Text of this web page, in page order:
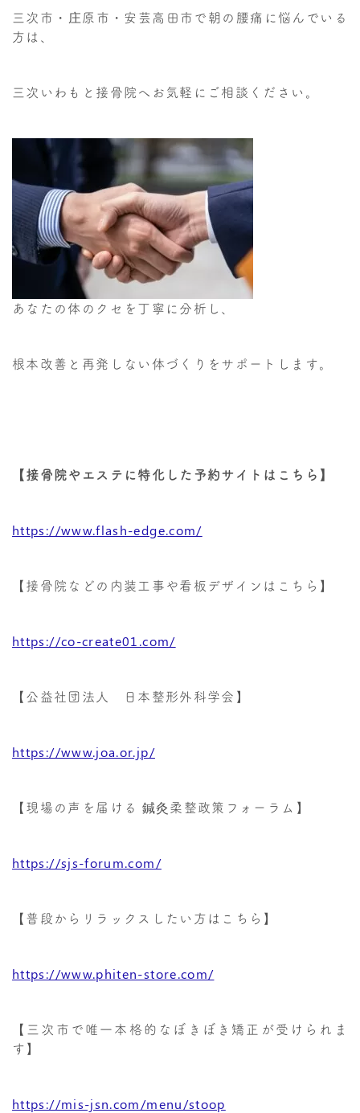
三次市・庄原市・安芸高田市で朝の腰痛に悩んでいる
方は、
三次いわもと接骨院へお気軽にご相談ください。
あなたの体のクセを丁寧に分析し、
根本改善と再発しない体づくりをサポートします。
【接骨院やエステに特化した予約サイトはこちら】
https://www.flash-edge.com/
【接骨院などの内装工事や看板デザインはこちら】
https://co-create01.com/
【公益社団法人 日本整形外科学会】
https://www.joa.or.jp/
【現場の声を届ける 鍼灸柔整政策フォーラム】
https://sjs-forum.com/
【普段からリラックスしたい方はこちら】
https://www.phiten-store.com/
【三次市で唯一本格的なぼきぼき矯正が受けられま
す】
https://mis-jsn.com/menu/stoop